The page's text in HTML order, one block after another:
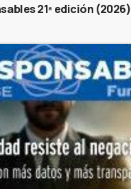
21ª edición (2026)